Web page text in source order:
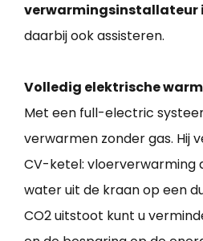
verwarmingsinstallateur
daarbij ook assisteren.
Volledig elektrische
Met een full-electric
verwarmen zonder gas. Hij
CV-ketel: vloerverwarming
water uit de kraan op een
CO2 uitstoot kunt u